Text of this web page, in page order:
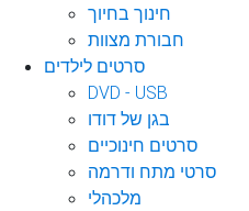
חינוך בחיוך
חבורת מצוות
סרטים לילדים
DVD - USB
בגן של דודו
סרטים חינוכיים
סרטי מתח ודרמה
מלכהלי